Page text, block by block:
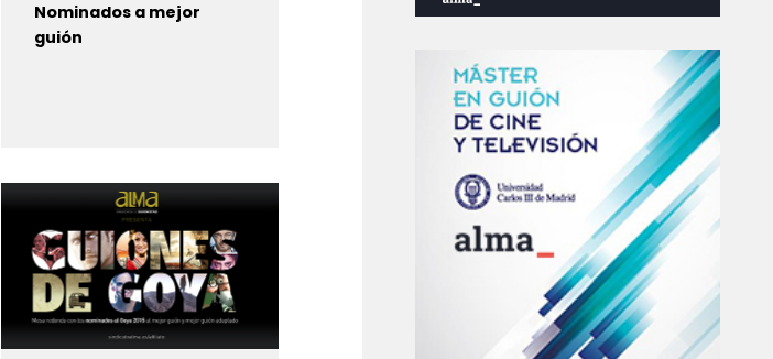
Nominados a mejor
guión